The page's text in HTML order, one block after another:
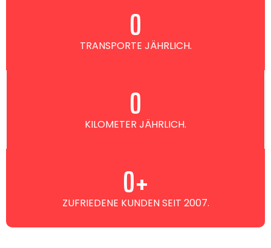
TRANSPORTE JÄHRLICH.
0
KILOMETER JÄHRLICH.
0
ZUFRIEDENE KUNDEN SEIT 2007.
0+